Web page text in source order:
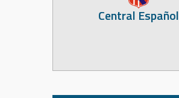
Central Español